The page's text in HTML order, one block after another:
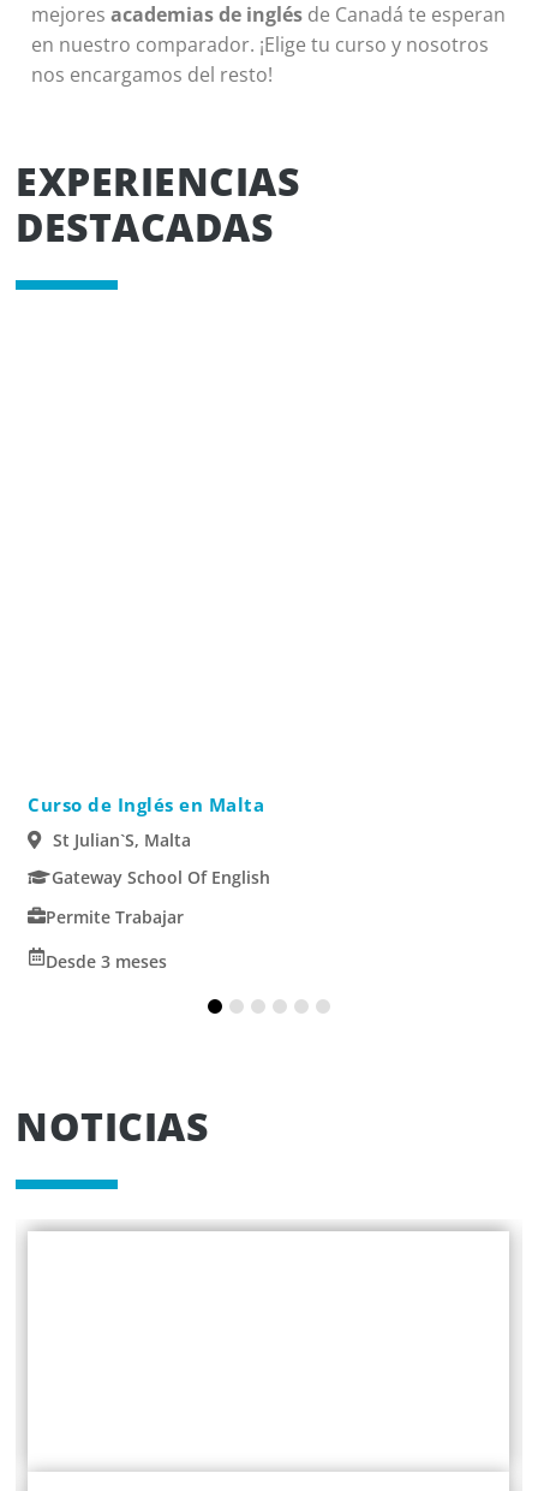
mejoresacademias de inglés de Canadá te esperan
en nuestro comparador. ¡Elige tu curso y nosotros
nos encargamos del resto!
EXPERIENCIAS
DESTACADAS
Curso de Inglés en Malta
St Julian`s, Malta
Gateway School Of English
Permite Trabajar
Desde 3 meses
NOTICIAS